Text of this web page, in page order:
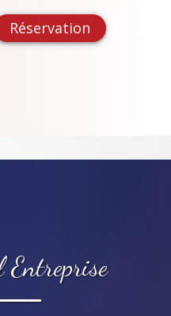
Réservation
Entreprise